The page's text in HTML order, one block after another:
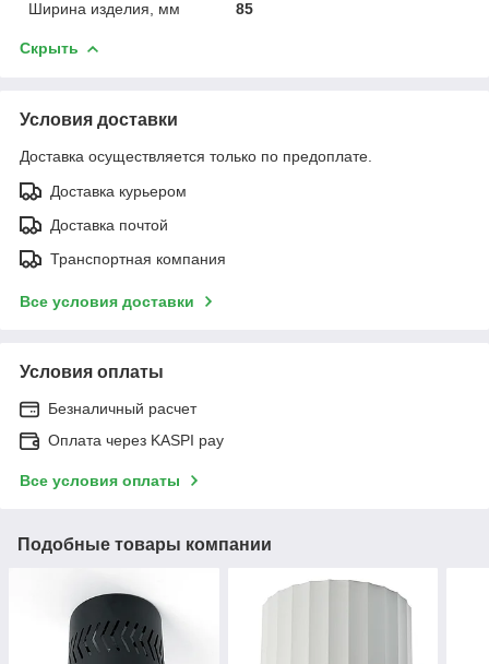
Ширина изделия, мм
85
Скрыть
Условия доставки
Доставка осуществляется только по предоплате.
Доставка курьером
Доставка почтой
Транспортная компания
Все условия доставки
Условия оплаты
Безналичный расчет
Оплата через KASPI pay
Все условия оплаты
Подобные товары компании